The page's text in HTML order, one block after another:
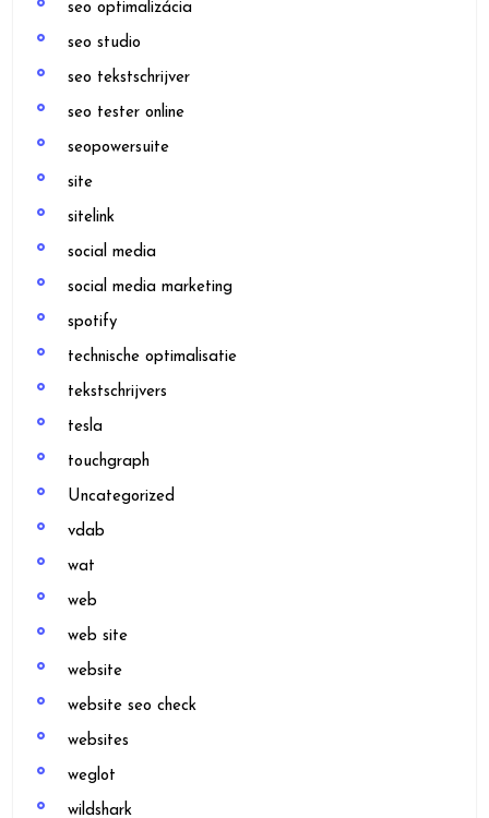
seo optimalizácia
seo studio
seo tekstschrijver
seo tester online
seopowersuite
site
sitelink
social media
social media marketing
spotify
technische optimalisatie
tekstschrijvers
tesla
touchgraph
Uncategorized
vdab
wat
web
web site
website
website seo check
websites
weglot
wildshark